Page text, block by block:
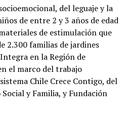
del leguaje y la
de entre 2 y 3 años de edad
de estimulación que
2.300 familias de jardines
en la Región de
el marco del trabajo
Chile Crece Contigo, del
y Familia, y Fundación